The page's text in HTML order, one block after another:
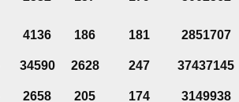
4136 186 181 2851707
34590 2628 247
37437145
2658 205 174 3149938